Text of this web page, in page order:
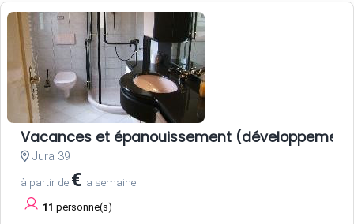
Vacances et épanouissement
Jura 39
à partir de € la semaine
11 personne(s)